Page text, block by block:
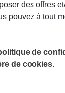
des offres
pouvez à tout
de
de cookies.